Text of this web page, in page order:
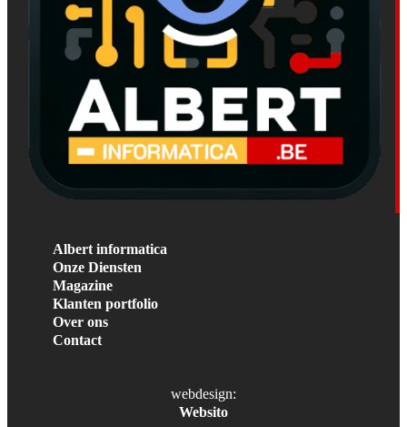
Albert informatica
Onze Diensten
Magazine
Klanten portfolio
Over ons
Contact
webdesign:
Websito